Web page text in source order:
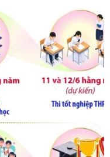
Đà - tâm điểm của sự
Vietnam+)
Công ty cổ phần
cần xây
về Nhà máy;
chứa nước
nước thô như hiện